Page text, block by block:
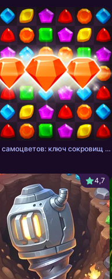
Тайна самоцветов: ключ сокровищ - три в ряд
4,7